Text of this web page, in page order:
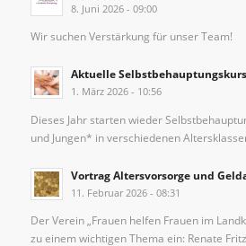
8. Juni 2026 - 09:00
Wir suchen Verstärkung für unser Team!
Aktuelle
1. März 2026 - 10:56
Dieses Jahr starten wieder
und Jungen* in verschiedenen
Vortrag Altersvorsorge und
11. Februar 2026 - 08:31
Der Verein „Frauen helfen Frauen im
zu einem wichtigen Thema ein: Renate